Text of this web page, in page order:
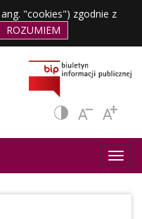
"cookies") zgodnie z
ROZUMIEM